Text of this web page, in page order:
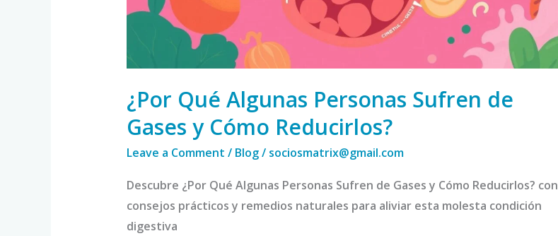
¿Por Qué Algunas Personas Sufren de
Gases y Cómo Reducirlos?
Leave a Comment / Blog/ sociosmatrix@gmail.com
Descubre ¿Por Qué Algunas Personas Sufren de Gases y Cómo Reducirlos? con
consejos prácticos y remedios naturales para aliviar esta molesta condición
digestiva
Reducirlos?